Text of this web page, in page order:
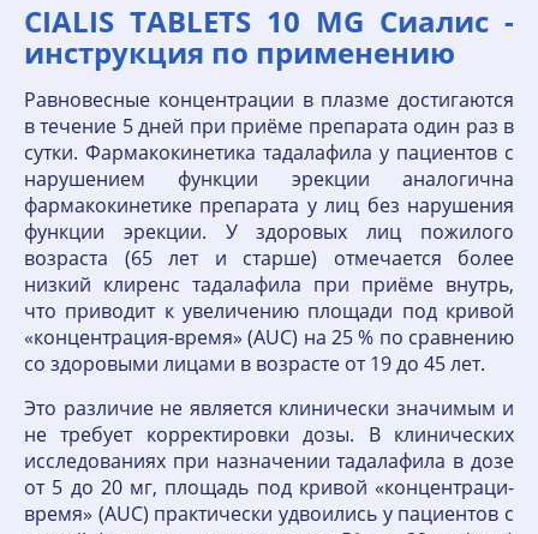
CIALIS TABLETS 10 MG Сиалис -
инструкция по применению
Равновесные концентрации в плазме достигаются
в течение 5 дней при приёме препарата один раз в
сутки. Фармакокинетика тадалафила у пациентов с
нарушением функции эрекции аналогична
фармакокинетике препарата у лиц без нарушения
функции эрекции. У здоровых лиц пожилого
возраста (65 лет и старше) отмечается более
низкий клиренс тадалафила при приёме внутрь,
что приводит к увеличению площади под кривой
«концентрация-время» (AUC) на 25 % по сравнению
со здоровыми лицами в возрасте от 19 до 45 лет.
Это различие не является клинически значимым и
не требует корректировки дозы. В клинических
исследованиях при назначении тадалафила в дозе
от 5 до 20 мг, площадь под кривой «концентраци-
время» (AUC) практически удвоились у пациентов с